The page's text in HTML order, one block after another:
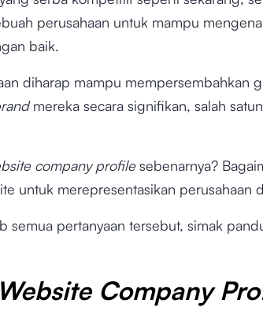
perusahaan untuk mampu
baik.
diharap mampu mempersembahkan
mereka secara signifikan, salah
company profilesebenarnya?
untuk merepresentasikan perusahaan
semua pertanyaan tersebut, simak
Website Company